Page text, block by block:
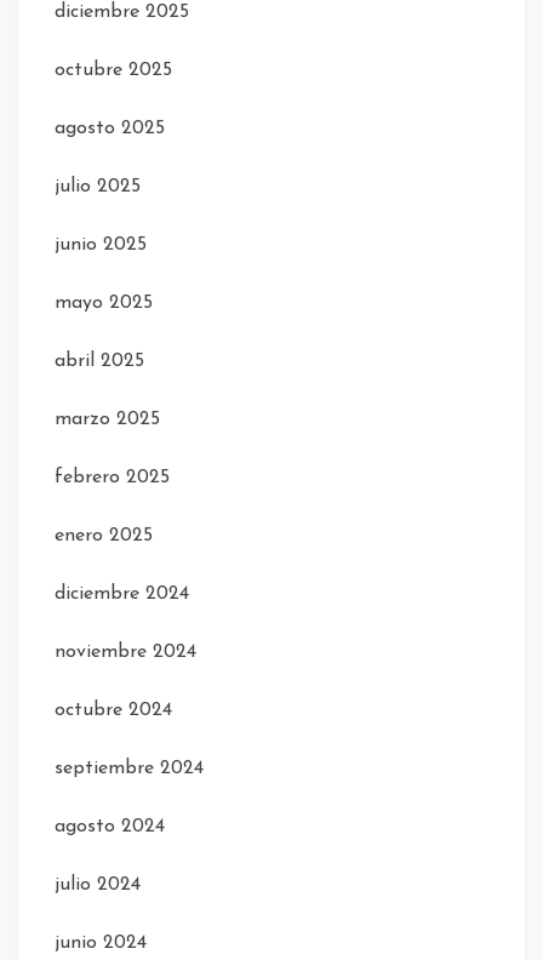
diciembre 2025
octubre 2025
agosto 2025
julio 2025
junio 2025
mayo 2025
abril 2025
marzo 2025
febrero 2025
enero 2025
diciembre 2024
noviembre 2024
octubre 2024
septiembre 2024
agosto 2024
julio 2024
junio 2024